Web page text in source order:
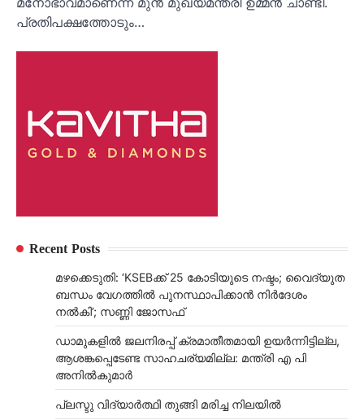
പ്രതിപക്ഷത്തോടും…
Recent Posts
മഴക്കെടുതി: ‘KSEBക്ക് 25 കോടിയുടെ നഷ്ടം; വൈദ്യുത
ബന്ധം വേഗത്തിൽ പുനസ്ഥാപിക്കാൻ നിർ​ദേശം
നൽകി’; സണ്ണി ജോസഫ്
ഡാമുകളില്‍ ജലനിരപ്പ് ക്രമാതീതമായി ഉയര്‍ന്നിട്ടില്ല,
ആശങ്കപ്പെടേണ്ട സാഹചര്യമില്ല: മന്ത്രി എ പി
അനില്‍കുമാര്‍
പ്ലസ്ടു വിദ്യാർത്ഥി തുങ്ങി മരിച്ച നിലയിൽ